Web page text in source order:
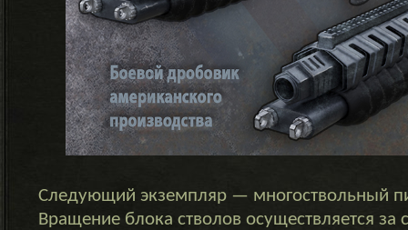
Следующий экземпляр — многоствольный
Вращение блока стволов осуществляется за